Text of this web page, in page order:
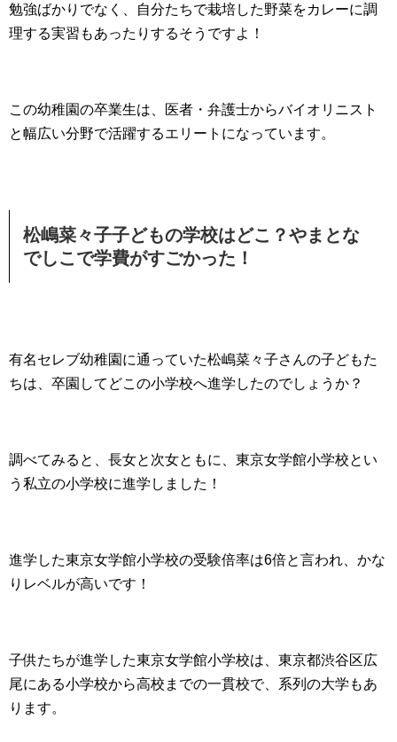
勉強ばかりでなく、自分たちで栽培した野菜をカレーに調
理する実習もあったりするそうですよ！
この幼稚園の卒業生は、医者・弁護士からバイオリニスト
と幅広い分野で活躍するエリートになっています。
松嶋菜々子子どもの学校はどこ？やまとな
でしこで学費がすごかった！
有名セレブ幼稚園に通っていた松嶋菜々子さんの子どもた
ちは、卒園してどこの小学校へ進学したのでしょうか？
調べてみると、長女と次女ともに、東京女学館小学校とい
う私立の小学校に進学しました！
進学した東京女学館小学校の受験倍率は6倍と言われ、かな
りレベルが高いです！
子供たちが進学した東京女学館小学校は、東京都渋谷区広
尾にある小学校から高校までの一貫校で、系列の大学もあ
ります。